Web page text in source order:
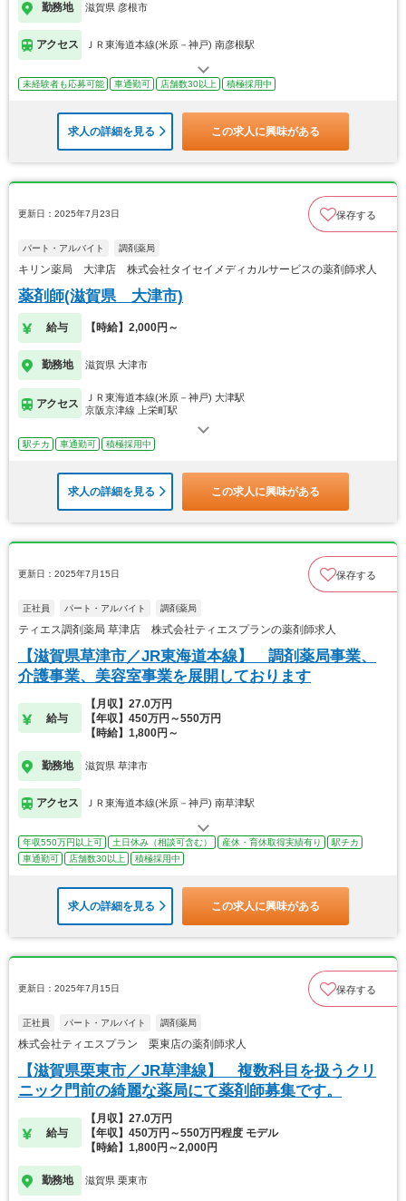
勤務地 滋賀県 彦根市
アクセス ＪＲ東海道本線(米原－神戸) 南彦根駅
未経験者も応募可能 車通勤可 店舗数30以上 積極採用中
求人の詳細を見る この求人に興味がある
更新日：2025年7月23日 保存する
パート・アルバイト 調剤薬局
キリン薬局 大津店 株式会社タイセイメディカルサービスの薬剤師求人
薬剤師(滋賀県 大津市)
給与 【時給】2,000円～
勤務地 滋賀県 大津市
アクセス
ＪＲ東海道本線(米原－神戸) 大津駅
京阪京津線 上栄町駅
駅チカ 車通勤可 積極採用中
求人の詳細を見る この求人に興味がある
更新日：2025年7月15日 保存する
正社員 パート・アルバイト 調剤薬局
ティエス調剤薬局 草津店 株式会社ティエスプランの薬剤師求人
【滋賀県草津市／JR東海道本線】 調剤薬局事業、
介護事業、美容室事業を展開しております
給与
【月収】27.0万円
【年収】450万円～550万円
【時給】1,800円～
勤務地 滋賀県 草津市
アクセス ＪＲ東海道本線(米原－神戸) 南草津駅
年収550万円以上可 土日休み（相談可含む） 産休・育休取得実績有り
駅チカ
車通勤可
店舗数30以上 積極採用中
求人の詳細を見る この求人に興味がある
更新日：2025年7月15日 保存する
正社員 パート・アルバイト 調剤薬局
株式会社ティエスプラン 栗東店の薬剤師求人
【滋賀県栗東市／JR草津線】 複数科目を扱うクリ
ニック門前の綺麗な薬局にて薬剤師募集です。
給与
【月収】27.0万円
【年収】450万円～550万円程度 モデル
【時給】1,800円～2,000円
勤務地 滋賀県 栗東市